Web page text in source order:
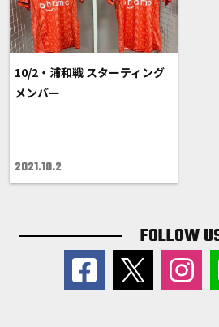
10/2・浦和戦 スターティング
メンバー
2021.10.2
FOLLOW